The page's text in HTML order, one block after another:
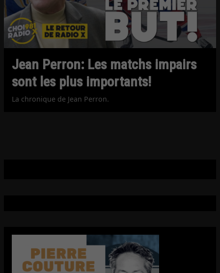
Jean Perron: Les matchs impairs
sont les plus importants!
La chronique de Jean Perron.